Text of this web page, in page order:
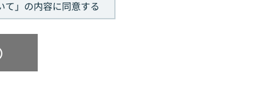
て」の内容に同意する